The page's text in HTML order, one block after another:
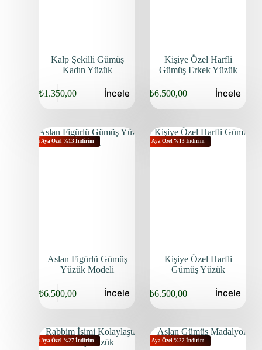
Kalp Şekilli Gümüş
Kadın Yüzük
₺1.350,00 İncele
Kişiye Özel Harfli
Gümüş Erkek Yüzük
₺6.500,00 İncele
Bu Aya Özel %13 İndirim
Aslan Figürlü Gümüş
Yüzük Modeli
₺6.500,00 İncele
Bu Aya Özel %13 İndirim
Kişiye Özel Harfli
Gümüş Yüzük
₺6.500,00 İncele
Bu Aya Özel %27 İndirim Bu Aya Özel %22 İndirim